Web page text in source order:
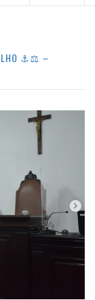
⚓️⚖️ –